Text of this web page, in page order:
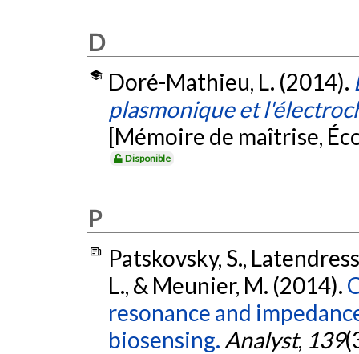
D
Doré-Mathieu, L. (2014).
plasmonique et
[Mémoire de maîtrise,
Disponible
P
Patskovsky, S.,
L., & Meunier, M. (2014).
resonance and
biosensing. Analyst, 139